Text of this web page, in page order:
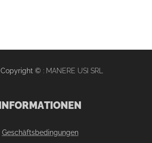
Copyright © : MANERE USI SRL
INFORMATIONEN
Geschäftsbedingungen